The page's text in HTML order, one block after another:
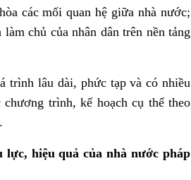
các mối quan hệ giữa nhà nước;
chủ của nhân dân trên nền tảng
lâu dài, phức tạp và có nhiều
trình, kế hoạch cụ thể theo
lực, hiệu quả của nhà nước pháp